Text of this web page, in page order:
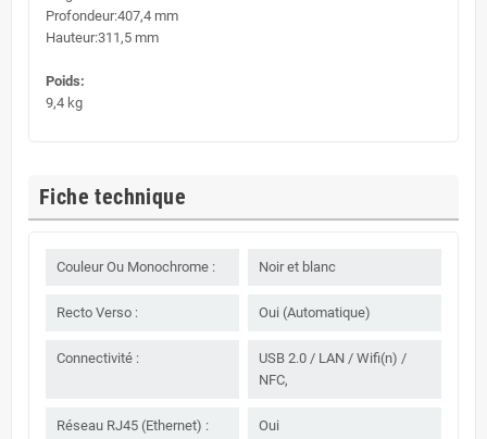
Profondeur:407,4 mm
Hauteur:311,5 mm
Poids:
9,4 kg
Fiche technique
Couleur Ou Monochrome : Noir et blanc
Recto Verso : Oui (Automatique)
Connectivité :
USB 2.0 / LAN / Wifi(n) /
NFC,
Réseau RJ45 (Ethernet) : Oui